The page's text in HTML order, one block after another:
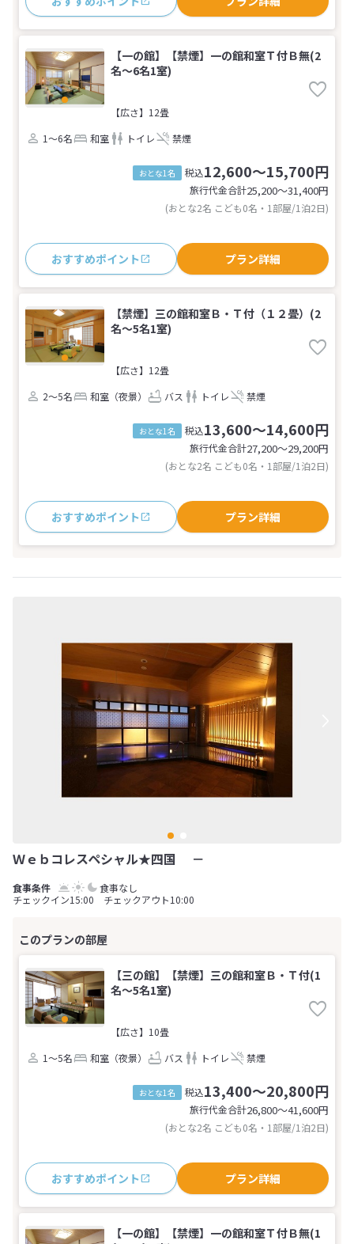
【一の館】【禁煙】一の館和室Ｔ付Ｂ無(2
名～6名1室)
【広さ】12畳
1～6名
和室 トイレ 禁煙
おとな1名 税込12,600～15,700円
旅行代金合計25,200〜31,400円
(おとな2名 こども0名・1部屋/1泊2日)
おすすめポイント プラン詳細
【禁煙】三の館和室Ｂ・Ｔ付（１２畳）(2
名～5名1室)
【広さ】12畳
2～5名
和室（夜景） バス トイレ 禁煙
おとな1名 税込13,600～14,600円
旅行代金合計27,200〜29,200円
(おとな2名 こども0名・1部屋/1泊2日)
おすすめポイント プラン詳細
Ｗｅｂコレスペシャル★四国 －
食事なし
チェックイン15:00 チェックアウト10:00
【三の館】【禁煙】三の館和室Ｂ・Ｔ付(1
名～5名1室)
【広さ】10畳
1～5名
和室（夜景） バス トイレ 禁煙
おとな1名 税込13,400～20,800円
旅行代金合計26,800〜41,600円
(おとな2名 こども0名・1部屋/1泊2日)
おすすめポイント プラン詳細
【一の館】【禁煙】一の館和室Ｔ付Ｂ無(1